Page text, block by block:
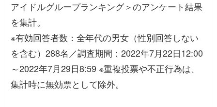
アイドルグループランキング＞のアンケート結果
を集計。
※有効回答者数：全年代の男女（性別回答しない
を含む）288名／調査期間：2022年7月22日12:00
～2022年7月29日8:59 ※重複投票や不正行為は、
集計時に無効票として除外。